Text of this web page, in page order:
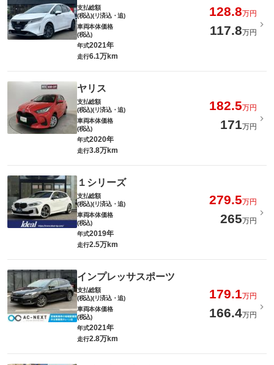
支払総額
(税込)(リ済込・追)
128.8万円
車両本体価格
(税込)
117.8万円
年式2021年
走行6.1万km
ヤリス
支払総額
(税込)(リ済込・追)
182.5万円
車両本体価格
(税込)
171万円
年式2020年
走行3.8万km
１シリーズ
支払総額
(税込)(リ済込・追)
279.5万円
車両本体価格
(税込)
265万円
年式2019年
走行2.5万km
インプレッサスポーツ
支払総額
(税込)(リ済込・追)
179.1万円
車両本体価格
(税込)
166.4万円
年式2021年
走行2.8万km